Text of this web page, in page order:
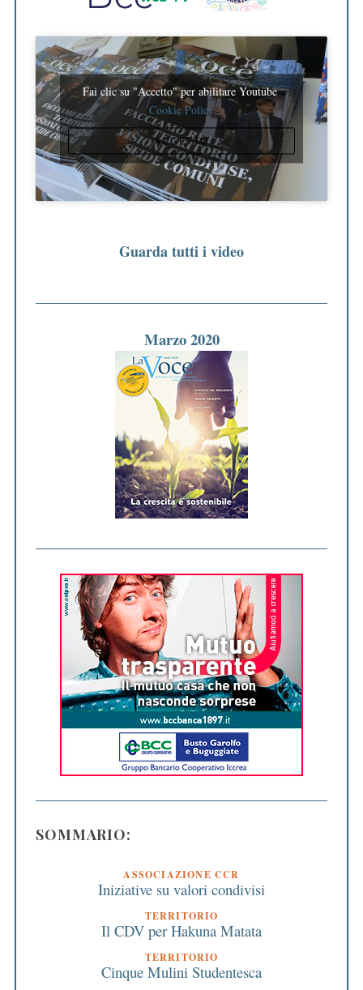
Fai clic su "Accetto" per abilitare Youtube
Cookie Policy
ACCETTO
Guarda tutti i video
Marzo 2020
SOMMARIO:
ASSOCIAZIONE CCR
Iniziative su valori condivisi
TERRITORIO
Il CDV per Hakuna Matata
TERRITORIO
Cinque Mulini Studentesca